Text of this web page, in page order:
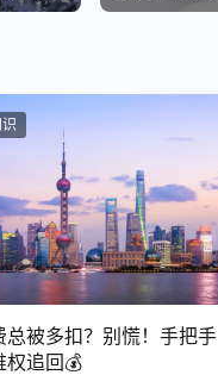
总被多扣？别慌！手把手
权追回💰